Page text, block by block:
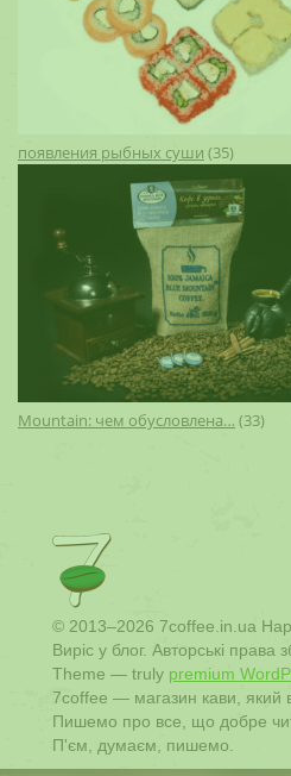
появления рыбных суши (35)
Mountain: чем обусловлена… (33)
© 2013–2026 7coffee.in.ua
Виріс у блог. Авторські
Theme — truly premium
7coffee — магазин кави, який
Пишемо про все, що добре
П'єм, думаєм, пишемо.